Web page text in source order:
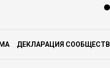
ДЕКЛАРАЦИЯ